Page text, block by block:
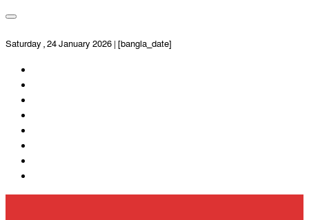
Saturday , 24 January 2026 | [bangla_date]